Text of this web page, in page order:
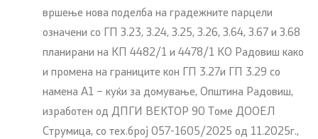
вршење нова поделба на градежните парцели
означени со ГП З.23, З.24, З.25, З.26, З.64, З.67 и З.68
планирани на КП 4482/1 и 4478/1 КО Радовиш како
и промена на границите кон ГП 3.27и ГП 3.29 со
намена А1 – куќи за домување, Општина Радовиш,
изработен од ДПГИ ВЕКТОР 90 Томе ДООЕЛ
Струмица, со тех.број 057-1605/2025 од 11.2025г.,